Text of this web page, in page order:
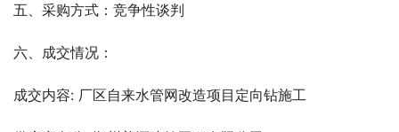
五、采购方式：竞争性谈判
六、成交情况：
成交内容: 厂区自来水管网改造项目定向钻施工